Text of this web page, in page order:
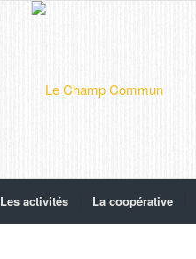
Les activités La coopérative